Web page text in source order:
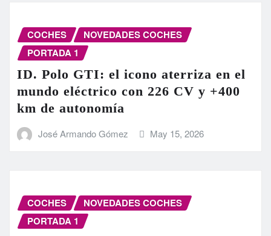
COCHES
NOVEDADES COCHES
PORTADA 1
ID. Polo GTI: el icono aterriza en el
mundo eléctrico con 226 CV y +400
km de autonomía
José Armando Gómez May 15, 2026
COCHES
NOVEDADES COCHES
PORTADA 1